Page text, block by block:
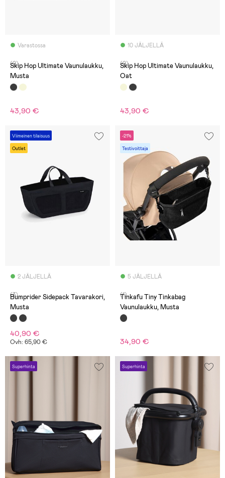
Varastossa
(0)
Skip Hop Ultimate Vaunulaukku,
Musta
43,90 €
10 JÄLJELLÄ
(0)
Skip Hop Ultimate Vaunulaukku,
Oat
43,90 €
Viimeinen tilaisuus
Outlet
2 JÄLJELLÄ
(3)
Bumprider Sidepack Tavarakori,
Musta
40,90 €
Ovh: 65,90 €
-21%
Testivoittaja
5 JÄLJELLÄ
(1)
Tinkafu Tiny Tinkabag
Vaunulaukku, Musta
34,90 €
Superhinta Superhinta